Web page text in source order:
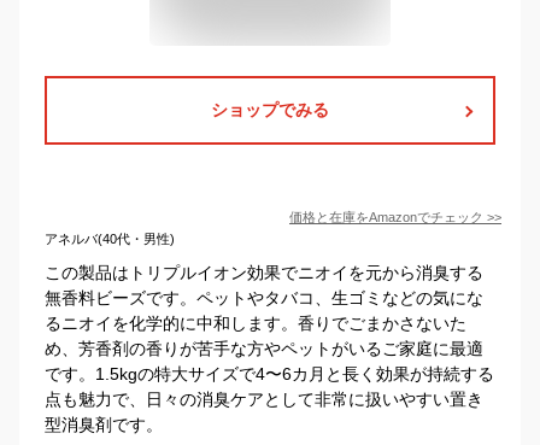
ショップでみる
価格と在庫をAmazonでチェック >>
アネルバ(40代・男性)
この製品はトリプルイオン効果でニオイを元から消臭する
無香料ビーズです。ペットやタバコ、生ゴミなどの気にな
るニオイを化学的に中和します。香りでごまかさないた
め、芳香剤の香りが苦手な方やペットがいるご家庭に最適
です。1.5kgの特大サイズで4〜6カ月と長く効果が持続する
点も魅力で、日々の消臭ケアとして非常に扱いやすい置き
型消臭剤です。